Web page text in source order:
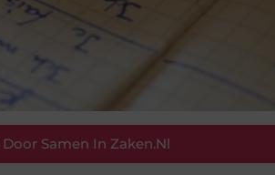
Samen In Zaken.nl